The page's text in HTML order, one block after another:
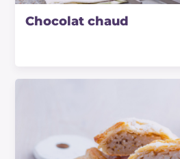
Chocolat chaud